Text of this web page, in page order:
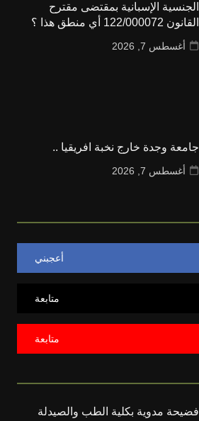
الجنسية الإسبانية بمقتضى مقترح
القانون 122/000072 أي منطق هذا ؟
أغسطس 7, 2026
جامعة وجدة خارج نخبة افريقيا ..
أغسطس 7, 2026
أعجبني
متابعة
متابعة
فضيحة مدوية بكلية الطب والصيدلة